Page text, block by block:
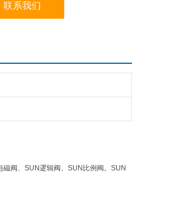
联系我们
阀、SUN逻辑阀、SUN比例阀。SUN